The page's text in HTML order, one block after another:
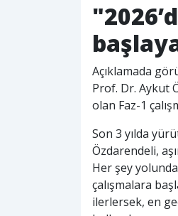
Açıklamada
Prof. Dr. Aykut
olan Faz-1
Son 3 yılda
Özdarendeli,
Her şey
çalışmalara
ilerlersek, en